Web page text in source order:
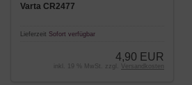
Varta CR2477
Lieferzeit Sofort verfügbar
4,90 EUR
inkl. 19 % MwSt. zzgl. Versandkosten